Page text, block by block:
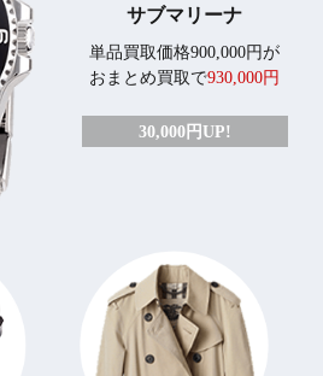
サブマリーナ
単品買取価格900,000円が
おまとめ買取で930,000円
30,000円UP!